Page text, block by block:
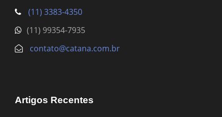
(11) 3383-4350
(11) 99354-7935
contato@catana.com.br
Artigos Recentes